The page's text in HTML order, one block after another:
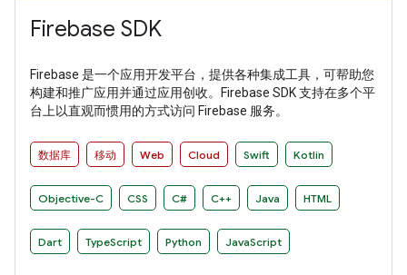
Firebase SDK
Firebase 是一个应用开发平台，提供各种集成工具，可帮助您
构建和推广应用并通过应用创收。Firebase SDK 支持在多个平
台上以直观而惯用的方式访问 Firebase 服务。
数据库 移动 Web Cloud Swift Kotlin
Objective-C CSS C# C++ Java HTML
Dart TypeScript Python JavaScript